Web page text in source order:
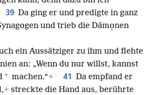
39 Da ging er und predigte in ganz
und trieb die Dämọnen
ein Aussätziger zu ihm und flehte
an: „Wenn du nur willst, kannst
* machen.“+ 41 Da empfand er
+ streckte die Hand aus, berührte